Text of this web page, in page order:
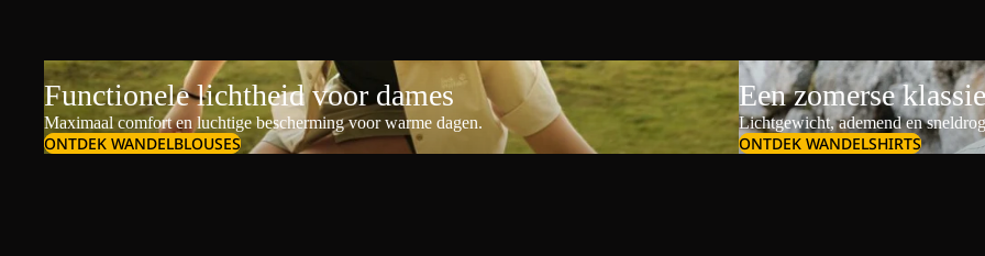
Functionele lichtheid voor dames
Maximaal comfort en luchtige bescherming voor warme dagen.
ONTDEK WANDELBLOUSES
Een zomerse
Lichtgewicht, ademend en
ONTDEK WANDELSHIRTS